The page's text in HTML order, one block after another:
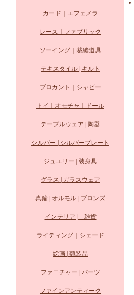
--------------------------------
カード｜エフェメラ
レース｜ファブリック
ソーイング｜裁縫道具
テキスタイル | キルト
ブロカント｜シャビー
トイ｜オモチャ｜ドール
テーブルウェア | 陶器
シルバー | シルバープレート
ジュエリー | 装身具
グラス | ガラスウェア
真鍮 | オルモル | ブロンズ
インテリア | 雑貨
ライティング｜シェード
絵画 | 額装品
ファニチャー | パーツ
ファインアンティーク